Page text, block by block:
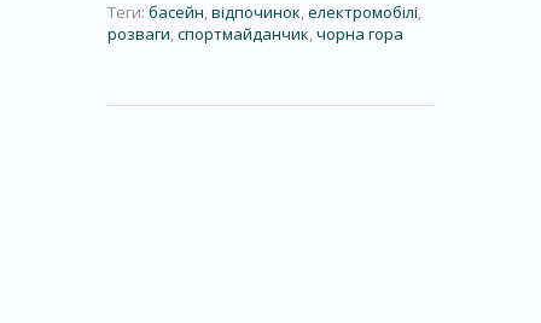
Теги: басейн,відпочинок,електромобілі,
розваги,спортмайданчик,чорна гора